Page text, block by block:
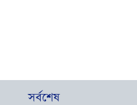
সর্বশেষ